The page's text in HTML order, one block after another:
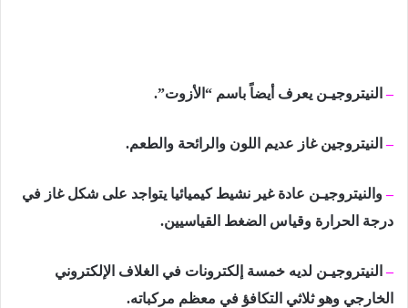
–النيتروجيـن يعرف أيضاً باسم “الأزوت”.
–النيتروجين غاز عديم اللون والرائحة والطعم.
–والنيتروجيـن عادة غير نشيط كيميائيا يتواجد على شكل غاز في
درجة الحرارة وقياس الضغط القياسيين.
–النيتروجيـن لديه خمسة إلكترونات في الغلاف الإلكتروني
الخارجي وهو ثلاثي التكافؤ في معظم مركباته.